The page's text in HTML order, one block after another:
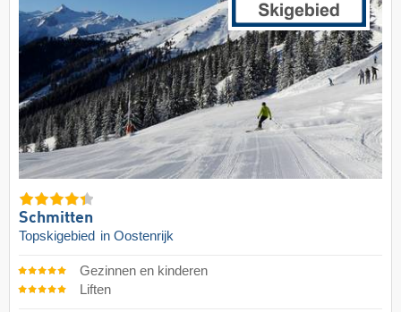
Schmitten
Topskigebied in Oostenrijk
Gezinnen en kinderen
Liften